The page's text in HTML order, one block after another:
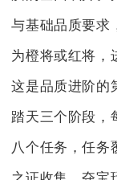
与基础品质要求
为橙将或红将，
这是品质进阶的
踏天三个阶段，
八个任务，任务